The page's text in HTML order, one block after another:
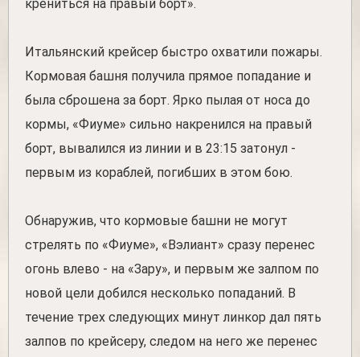
крениться на правый борт».
Итальянский крейсер быстро охватили пожары.
Кормовая башня получила прямое попадание и
была сброшена за борт. Ярко пылая от носа до
кормы, «Фиуме» сильно накренился на правый
борт, вывалился из линии и в 23:15 затонул -
первым из кораблей, погибших в этом бою.
Обнаружив, что кормовые башни не могут
стрелять по «Фиуме», «Вэлиант» сразу перенес
огонь влево - на «Зару», и первым же залпом по
новой цели добился несколько попаданий. В
течение трех следующих минут линкор дал пять
залпов по крейсеру, следом на него же перенес